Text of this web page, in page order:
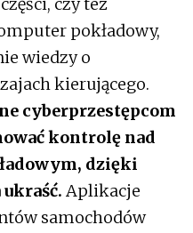
pokładowy,
wiedzy o
kierującego.
cyberprzestępcom
kontrolę nad
dzięki
Aplikacje
samochodów